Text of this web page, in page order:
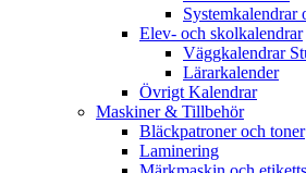
Systemkalendrar
Elev- och skolkalendrar
Väggkalendrar
Lärarkalender
Övrigt Kalendrar
Maskiner & Tillbehör
Bläckpatroner och toner
Laminering